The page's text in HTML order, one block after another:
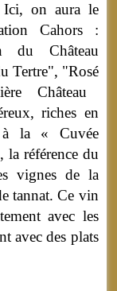
Ici, on aura le
Cahors :
du Château
Tertre", "Rosé
Château
riches en
à la « Cuvée
la référence du
vignes de la
tannat. Ce vin
avec les
avec des plats